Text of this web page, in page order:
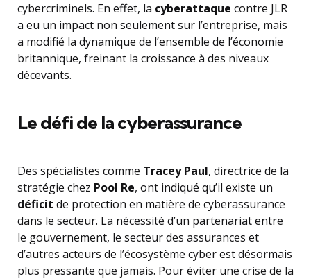
cybercriminels. En effet, la cyberattaque contre JLR
a eu un impact non seulement sur l’entreprise, mais
a modifié la dynamique de l’ensemble de l’économie
britannique, freinant la croissance à des niveaux
décevants.
Le défi de la cyberassurance
Des spécialistes comme Tracey Paul, directrice de la
stratégie chez Pool Re, ont indiqué qu’il existe un
déficit de protection en matière de cyberassurance
dans le secteur. La nécessité d’un partenariat entre
le gouvernement, le secteur des assurances et
d’autres acteurs de l’écosystème cyber est désormais
plus pressante que jamais. Pour éviter une crise de la